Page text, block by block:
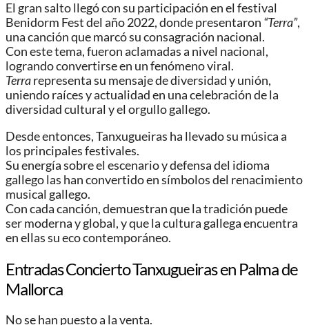
El gran salto llegó con su participación en el festival
Benidorm Fest del año 2022, donde presentaron “Terra”,
una canción que marcó su consagración nacional.
Con este tema, fueron aclamadas a nivel nacional,
logrando convertirse en un fenómeno viral.
Terrarepresenta su mensaje de diversidad y unión,
uniendo raíces y actualidad en una celebración de la
diversidad cultural y el orgullo gallego.
Desde entonces, Tanxugueiras ha llevado su música a
los principales festivales.
Su energía sobre el escenario y defensa del idioma
gallego las han convertido en símbolos del renacimiento
musical gallego.
Con cada canción, demuestran que la tradición puede
ser moderna y global, y que la cultura gallega encuentra
en ellas su eco contemporáneo.
Entradas Concierto Tanxugueiras en Palma de
Mallorca
No se han puesto a la venta.